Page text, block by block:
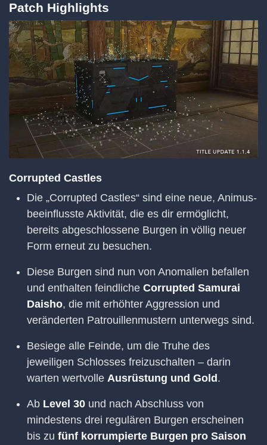
Patch Highlights
Corrupted Castles
Die „Corrupted Castles“ sind eine neue, Animus-
beeinflusste Aktivität, die es dir ermöglicht,
bereits abgeschlossene Burgen in völlig neuer
Form erneut zu besuchen.
Diese Burgen sind nun von Anomalien befallen
und enthalten feindliche Corrupted Samurai
Daisho, die mit erhöhter Aggression und
veränderten Patrouillenmustern unterwegs sind.
Besiege alle Feinde, um die Truhe des
jeweiligen Schlosses freizuschalten – darin
warten wertvolle Ausrüstung und Gold.
Ab Level 30 und nach Abschluss von
mindestens drei regulären Burgen erscheinen
bis zu fünf korrumpierte Burgen pro Saison